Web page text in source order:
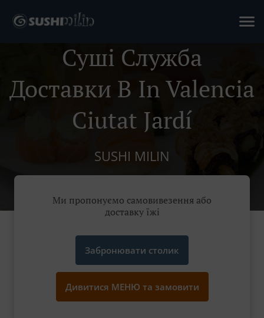
Суші Служба
Доставки В In Valencia
Ciutat Jardí
SUSHI MILIN
Ми пропонуємо самовивезення або
доставку їжі
Забронювати столик
Дивитися МЕНЮ та замовити